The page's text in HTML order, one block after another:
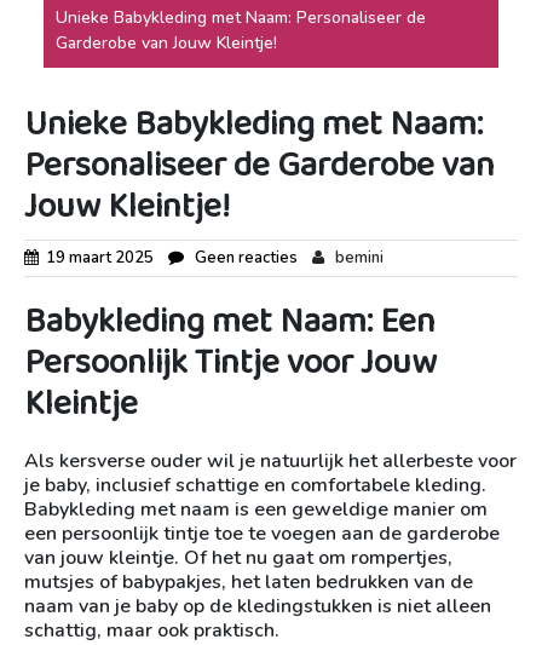
Unieke Babykleding met Naam: Personaliseer de
Garderobe van Jouw Kleintje!
Unieke Babykleding met Naam:
Personaliseer de Garderobe van
Jouw Kleintje!
19 maart 2025 Geen reacties bemini
Babykleding met Naam: Een
Persoonlijk Tintje voor Jouw
Kleintje
Als kersverse ouder wil je natuurlijk het allerbeste voor
je baby, inclusief schattige en comfortabele kleding.
Babykleding met naam is een geweldige manier om
een persoonlijk tintje toe te voegen aan de garderobe
van jouw kleintje. Of het nu gaat om rompertjes,
mutsjes of babypakjes, het laten bedrukken van de
naam van je baby op de kledingstukken is niet alleen
schattig, maar ook praktisch.